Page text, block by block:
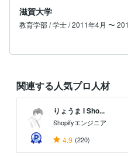
滋賀大学
教育学部 / 学士 / 2011年4月 〜
関連する人気プロ人材
りょうま l Sho...
Shopifyエンジニア
4.9 (220)